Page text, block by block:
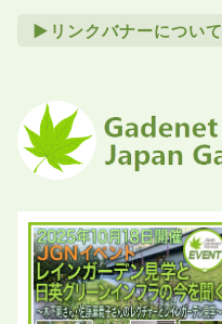
►リンクバナーについて